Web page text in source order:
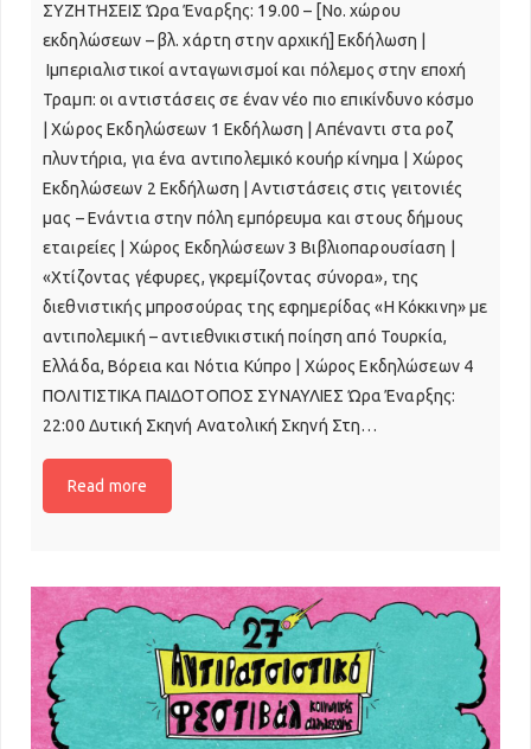
ΣΥZΗΤΗΣΕΙΣ Ώρα Έναρξης: 19.00 – [No. χώρου
εκδηλώσεων – βλ. χάρτη στην αρχική] Εκδήλωση |
Ιμπεριαλιστικοί ανταγωνισμοί και πόλεμος στην εποχή
Τραμπ: οι αντιστάσεις σε έναν νέο πιο επικίνδυνο κόσμο
| Χώρος Εκδηλώσεων 1 Εκδήλωση | Απέναντι στα ροζ
πλυντήρια, για ένα αντιπολεμικό κουήρ κίνημα | Χώρος
Εκδηλώσεων 2 Εκδήλωση | Αντιστάσεις στις γειτονιές
μας – Ενάντια στην πόλη εμπόρευμα και στους δήμους
εταιρείες | Χώρος Εκδηλώσεων 3 Βιβλιοπαρουσίαση |
«Χτίζοντας γέφυρες, γκρεμίζοντας σύνορα», της
διεθνιστικής μπροσούρας της εφημερίδας «Η Κόκκινη» με
αντιπολεμική – αντιεθνικιστική ποίηση από Τουρκία,
Ελλάδα, Βόρεια και Νότια Κύπρο | Χώρος Εκδηλώσεων 4
ΠΟΛΙΤΙΣΤΙΚΑ ΠΑΙΔΟΤΟΠΟΣ ΣΥΝΑΥΛΙΕΣ Ώρα Έναρξης:
22:00 Δυτική Σκηνή Ανατολική Σκηνή Στη…
Read more